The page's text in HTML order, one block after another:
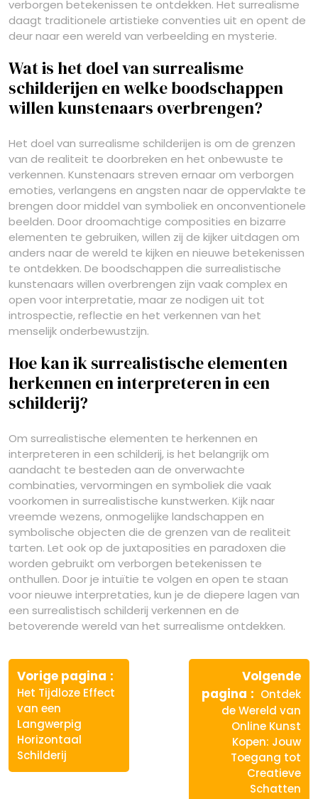
verborgen betekenissen te ontdekken. Het surrealisme
daagt traditionele artistieke conventies uit en opent de
deur naar een wereld van verbeelding en mysterie.
Wat is het doel van surrealisme
schilderijen en welke boodschappen
willen kunstenaars overbrengen?
Het doel van surrealisme schilderijen is om de grenzen
van de realiteit te doorbreken en het onbewuste te
verkennen. Kunstenaars streven ernaar om verborgen
emoties, verlangens en angsten naar de oppervlakte te
brengen door middel van symboliek en onconventionele
beelden. Door droomachtige composities en bizarre
elementen te gebruiken, willen zij de kijker uitdagen om
anders naar de wereld te kijken en nieuwe betekenissen
te ontdekken. De boodschappen die surrealistische
kunstenaars willen overbrengen zijn vaak complex en
open voor interpretatie, maar ze nodigen uit tot
introspectie, reflectie en het verkennen van het
menselijk onderbewustzijn.
Hoe kan ik surrealistische elementen
herkennen en interpreteren in een
schilderij?
Om surrealistische elementen te herkennen en
interpreteren in een schilderij, is het belangrijk om
aandacht te besteden aan de onverwachte
combinaties, vervormingen en symboliek die vaak
voorkomen in surrealistische kunstwerken. Kijk naar
vreemde wezens, onmogelijke landschappen en
symbolische objecten die de grenzen van de realiteit
tarten. Let ook op de juxtaposities en paradoxen die
worden gebruikt om verborgen betekenissen te
onthullen. Door je intuïtie te volgen en open te staan
voor nieuwe interpretaties, kun je de diepere lagen van
een surrealistisch schilderij verkennen en de
betoverende wereld van het surrealisme ontdekken.
Berichtnavigatie
Vorige pagina
Het Tijdloze Effect
van een
Langwerpig
Horizontaal
Schilderij
Volgende
pagina
Volgende
bericht:
Ontdek
de Wereld van
Online Kunst
Kopen: Jouw
Toegang tot
Creatieve
Schatten